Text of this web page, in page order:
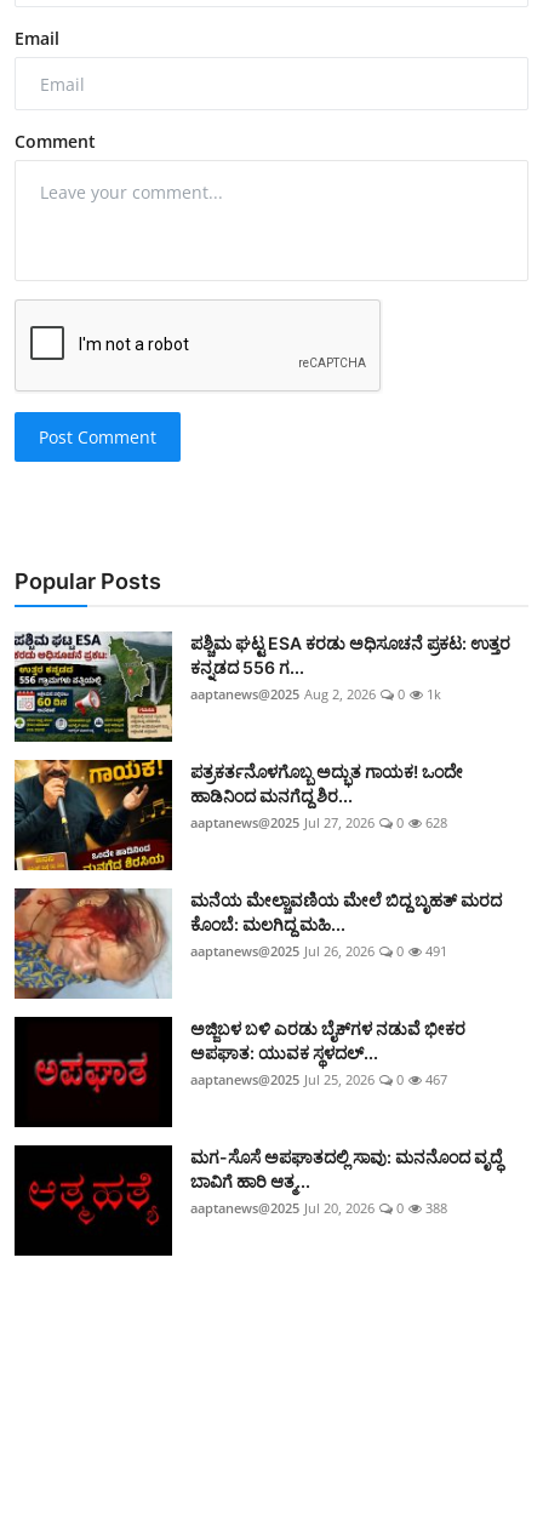
Email
Comment
Post Comment
Popular Posts
ಪಶ್ಚಿಮ ಘಟ್ಟ ESA ಕರಡು ಅಧಿಸೂಚನೆ ಪ್ರಕಟ: ಉತ್ತರ
ಕನ್ನಡದ 556 ಗ...
aaptanews@2025 Aug 2, 2026 0 1k
ಪತ್ರಕರ್ತನೊಳಗೊಬ್ಬ ಅದ್ಭುತ ಗಾಯಕ! ಒಂದೇ
ಹಾಡಿನಿಂದ ಮನಗೆದ್ದ ಶಿರ...
aaptanews@2025 Jul 27, 2026 0 628
ಮನೆಯ ಮೇಲ್ಚಾವಣಿಯ ಮೇಲೆ ಬಿದ್ದ ಬೃಹತ್ ಮರದ
ಕೊಂಬೆ: ಮಲಗಿದ್ದ ಮಹಿ...
aaptanews@2025 Jul 26, 2026 0 491
ಅಜ್ಜಿಬಳ ಬಳಿ ಎರಡು ಬೈಕ್‌ಗಳ ನಡುವೆ ಭೀಕರ
ಅಪಘಾತ: ಯುವಕ ಸ್ಥಳದಲ್...
aaptanews@2025 Jul 25, 2026 0 467
ಮಗ-ಸೊಸೆ ಅಪಘಾತದಲ್ಲಿ ಸಾವು: ಮನನೊಂದ ವೃದ್ಧೆ
ಬಾವಿಗೆ ಹಾರಿ ಆತ್ಮ...
aaptanews@2025 Jul 20, 2026 0 388